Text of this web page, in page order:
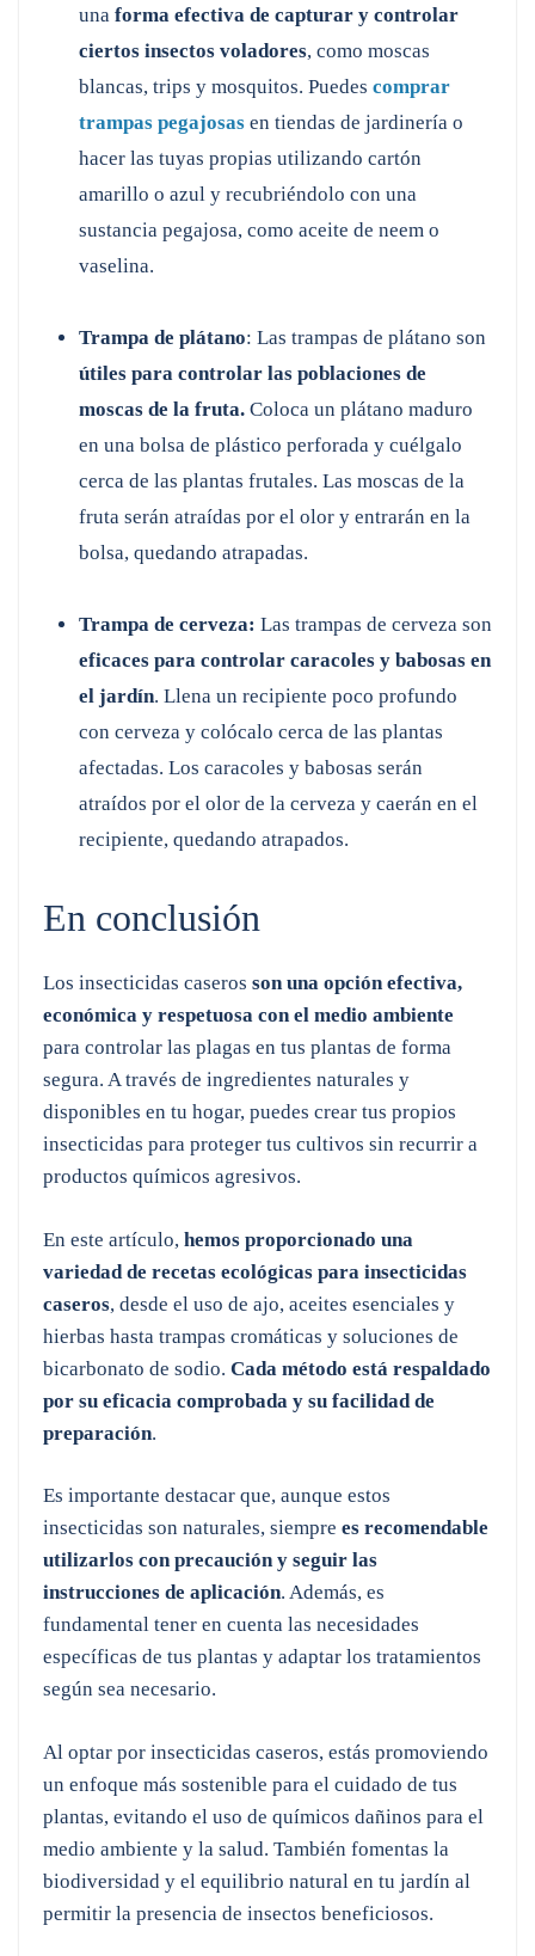
una forma efectiva de capturar y controlar
ciertos insectos voladores, como moscas
blancas, trips y mosquitos. Puedes comprar
trampas pegajosas en tiendas de jardinería o
hacer las tuyas propias utilizando cartón
amarillo o azul y recubriéndolo con una
sustancia pegajosa, como aceite de neem o
vaselina.
Trampa de plátano: Las trampas de plátano son
útiles para controlar las poblaciones de
moscas de la fruta. Coloca un plátano maduro
en una bolsa de plástico perforada y cuélgalo
cerca de las plantas frutales. Las moscas de la
fruta serán atraídas por el olor y entrarán en la
bolsa, quedando atrapadas.
Trampa de cerveza: Las trampas de cerveza son
eficaces para controlar caracoles y babosas en
el jardín. Llena un recipiente poco profundo
con cerveza y colócalo cerca de las plantas
afectadas. Los caracoles y babosas serán
atraídos por el olor de la cerveza y caerán en el
recipiente, quedando atrapados.
En conclusión
Los insecticidas caseros son una opción efectiva,
económica y respetuosa con el medio ambiente
para controlar las plagas en tus plantas de forma
segura. A través de ingredientes naturales y
disponibles en tu hogar, puedes crear tus propios
insecticidas para proteger tus cultivos sin recurrir a
productos químicos agresivos.
En este artículo, hemos proporcionado una
variedad de recetas ecológicas para insecticidas
caseros, desde el uso de ajo, aceites esenciales y
hierbas hasta trampas cromáticas y soluciones de
bicarbonato de sodio. Cada método está respaldado
por su eficacia comprobada y su facilidad de
preparación.
Es importante destacar que, aunque estos
insecticidas son naturales, siempre es recomendable
utilizarlos con precaución y seguir las
instrucciones de aplicación. Además, es
fundamental tener en cuenta las necesidades
específicas de tus plantas y adaptar los tratamientos
según sea necesario.
Al optar por insecticidas caseros, estás promoviendo
un enfoque más sostenible para el cuidado de tus
plantas, evitando el uso de químicos dañinos para el
medio ambiente y la salud. También fomentas la
biodiversidad y el equilibrio natural en tu jardín al
permitir la presencia de insectos beneficiosos.